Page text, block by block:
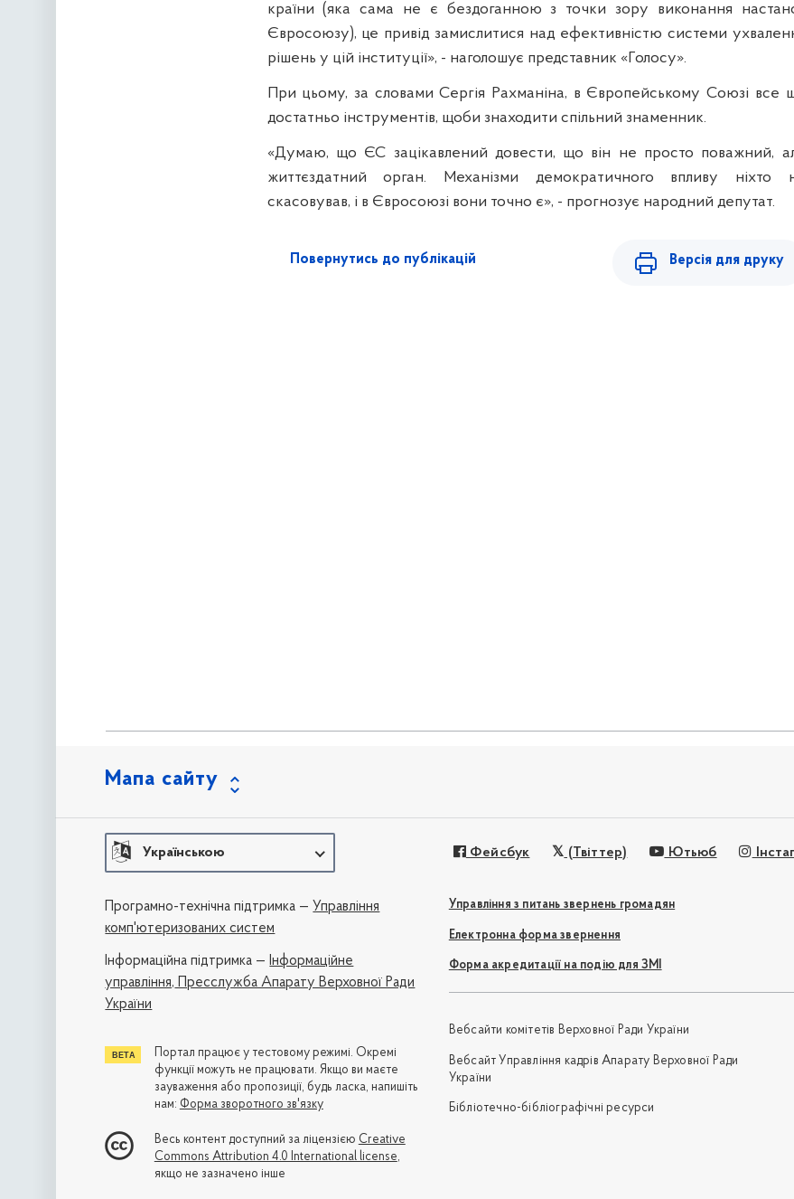
країни (яка сама не є бездоганною з точки зору виконання
Євросоюзу), це привід замислитися над ефективністю системи
рішень у цій інституції», - наголошує представник «Голосу».
При цьому, за словами Сергія Рахманіна, в Європейському Союзі все
достатньо інструментів, щоби знаходити спільний знаменник.
«Думаю, що ЄС зацікавлений довести, що він не просто поважний,
життєздатний орган. Механізми демократичного впливу ніхто
скасовував, і в Євросоюзі вони точно є», - прогнозує народний депутат.
Повернутись до публікацій Версія для друку
Мапа сайту
Українською Фейсбук (Твіттер) Ютьюб
Управління з питань звернень громадян
Електронна форма звернення
Форма акредитації на подію для ЗМІ
Вебсайти комітетів Верховної Ради України
Вебсайт Управління кадрів Апарату Верховної Ради
України
Бібліотечно-бібліографічні ресурси
Програмно-технічна підтримка — Управління
комп'ютеризованих систем
Iнформаційна підтримка —Інформаційне
управління, Пресслужба Апарату Верховної Ради
України
Портал працює у тестовому режимі. Окремі
функції можуть не працювати. Якщо ви маєте
зауваження або пропозиції, будь ласка, напишіть
нам: Форма зворотного зв'язку
Весь контент доступний за ліцензією Creative
Commons Attribution 4.0 International license,
якщо не зазначено інше